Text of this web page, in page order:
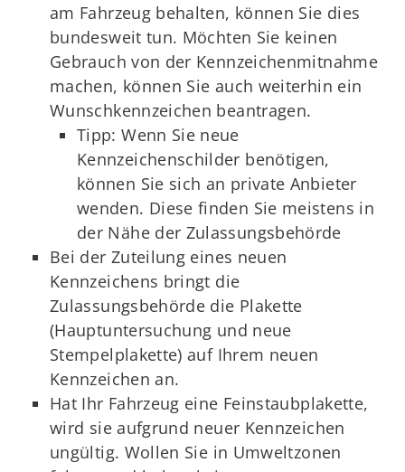
am Fahrzeug behalten, können Sie dies
bundesweit tun. Möchten Sie keinen
Gebrauch von der Kennzeichenmitnahme
machen, können Sie auch weiterhin ein
Wunschkennzeichen beantragen.
Tipp: Wenn Sie neue
Kennzeichenschilder benötigen,
können Sie sich an private Anbieter
wenden. Diese finden Sie meistens in
der Nähe der Zulassungsbehörde
Bei der Zuteilung eines neuen
Kennzeichens bringt die
Zulassungsbehörde die Plakette
(Hauptuntersuchung und neue
Stempelplakette) auf Ihrem neuen
Kennzeichen an.
Hat Ihr Fahrzeug eine Feinstaubplakette,
wird sie aufgrund neuer Kennzeichen
ungültig. Wollen Sie in Umweltzonen